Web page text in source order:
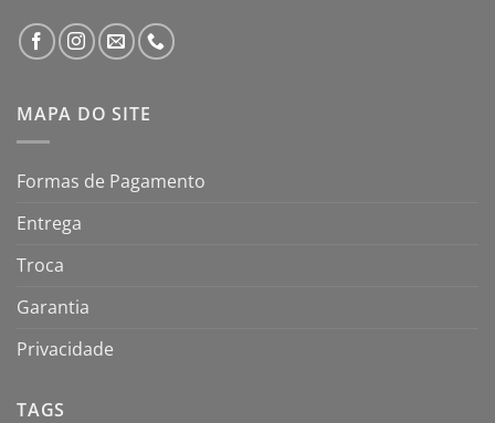
MAPA DO SITE
Formas de Pagamento
Entrega
Troca
Garantia
Privacidade
TAGS